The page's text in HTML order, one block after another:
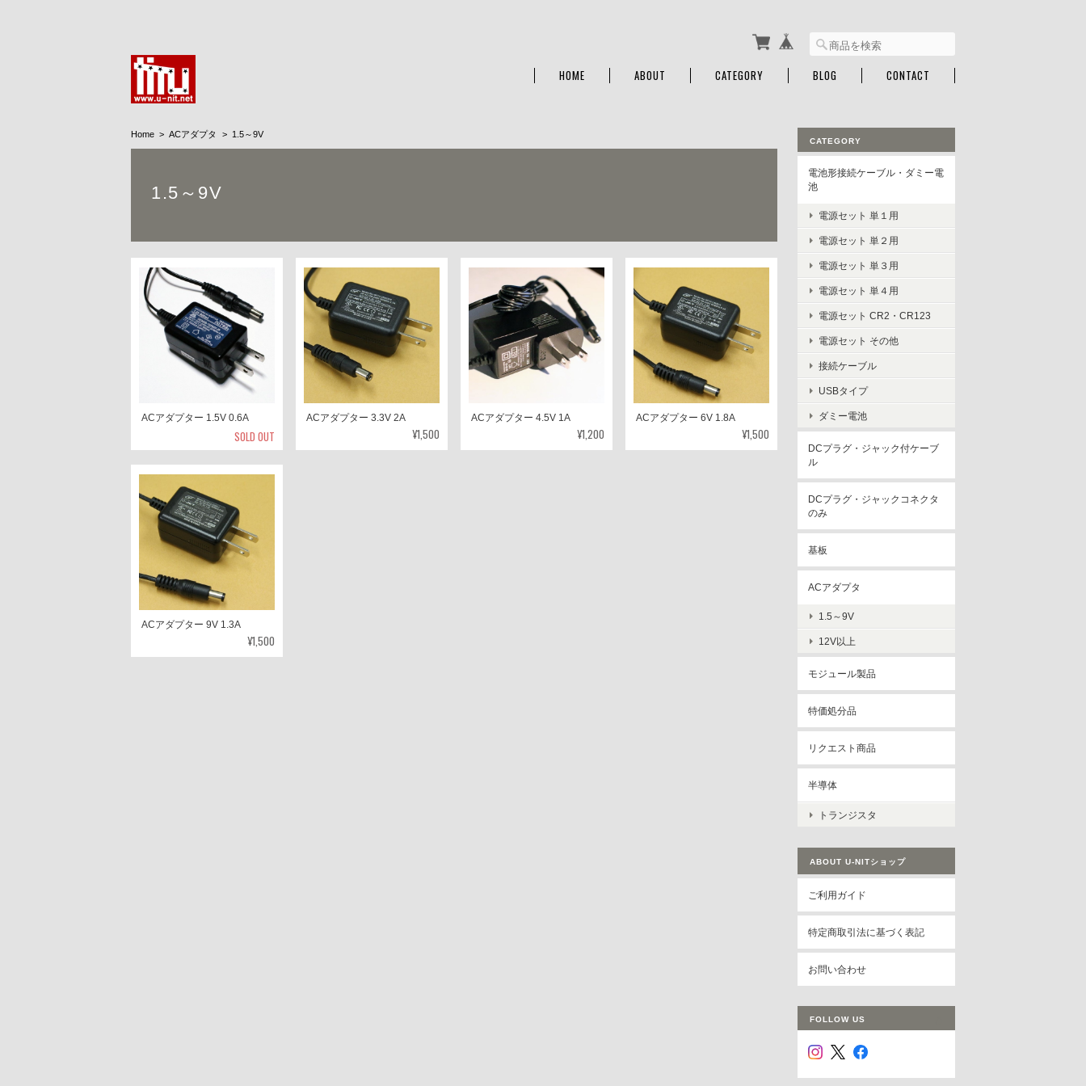
HOME ABOUT CATEGORY BLOG CONTACT
Home ACアダプタ 1.5～9V
1.5～9V
ACアダプター 1.5V 0.6A
SOLD OUT
ACアダプター 3.3V 2A
¥1,500
ACアダプター 4.5V 1A
¥1,200
ACアダプター 6V 1.8A
¥1,500
ACアダプター 9V 1.3A
¥1,500
CATEGORY
電池形接続ケーブル・ダミー電
池
電源セット 単１用
電源セット 単２用
電源セット 単３用
電源セット 単４用
電源セット CR2・CR123
電源セット その他
接続ケーブル
USBタイプ
ダミー電池
DCプラグ・ジャック付ケーブ
ル
DCプラグ・ジャックコネクタ
のみ
基板
ACアダプタ
1.5～9V
12V以上
モジュール製品
特価処分品
リクエスト商品
半導体
トランジスタ
ABOUT U-NITショップ
ご利用ガイド
特定商取引法に基づく表記
お問い合わせ
FOLLOW US